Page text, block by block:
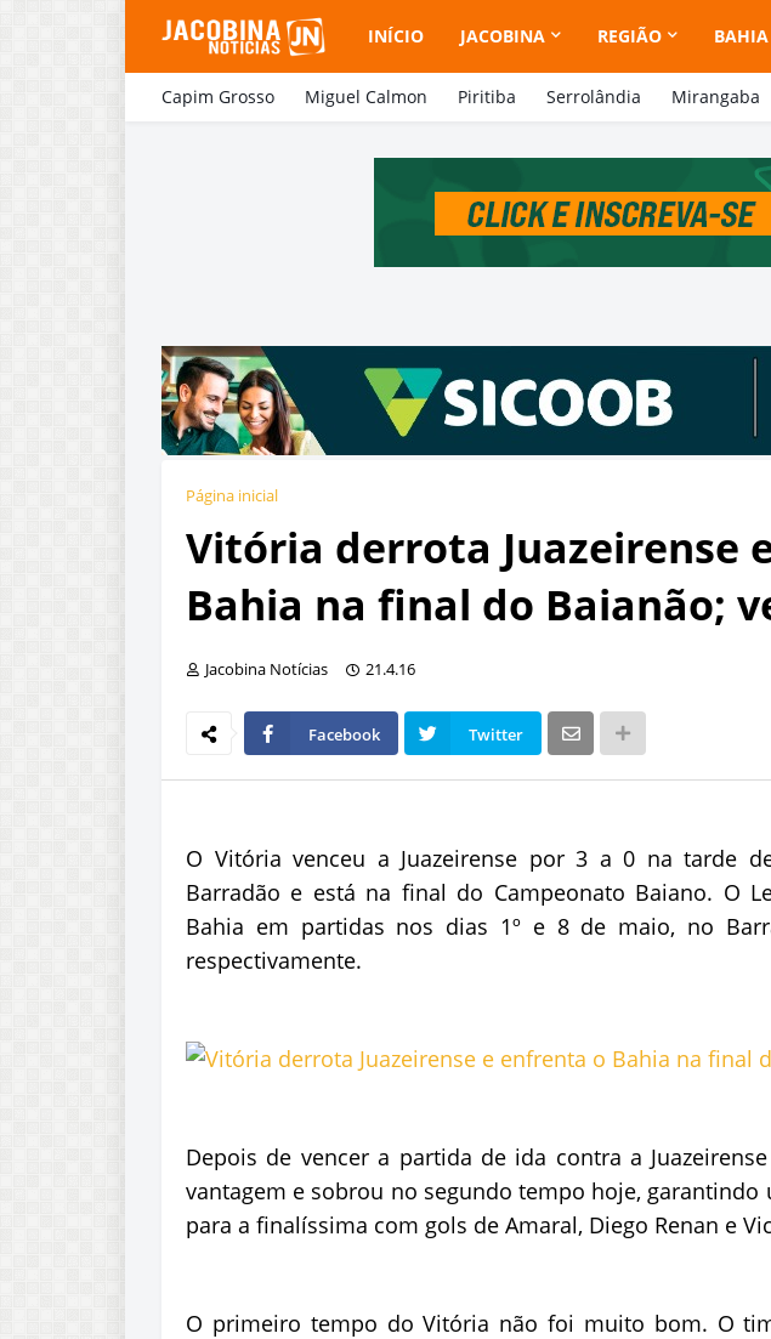
INÍCIO JACOBINA REGIÃO BAHIA
Capim Grosso Miguel Calmon Piritiba Serrolândia Mirangaba
Página inicial
Vitória derrota Juazeirense
Bahia na final do Baianão;
Jacobina Notícias 21.4.16
Facebook Twitter
O Vitória venceu a Juazeirense por 3 a 0 na tarde
Barradão e está na final do Campeonato Baiano. O
Bahia em partidas nos dias 1º e 8 de maio, no
respectivamente.
Depois de vencer a partida de ida contra a
vantagem e sobrou no segundo tempo hoje, garantindo
para a finalíssima com gols de Amaral, Diego Renan e
O primeiro tempo do Vitória não foi muito bom. O